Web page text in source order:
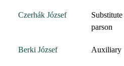
Czerhák József
Substitute
parson
Berki József Auxiliary